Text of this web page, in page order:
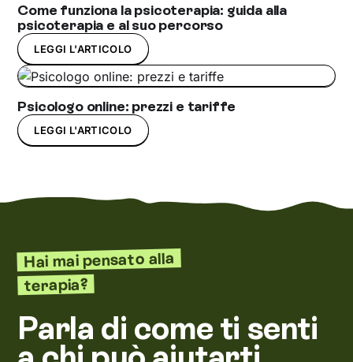
Come funziona la psicoterapia: guida alla
psicoterapia e al suo percorso
LEGGI L'ARTICOLO
Psicologo online: prezzi e tariffe
LEGGI L'ARTICOLO
Hai mai pensato alla
terapia?
Parla di come ti senti